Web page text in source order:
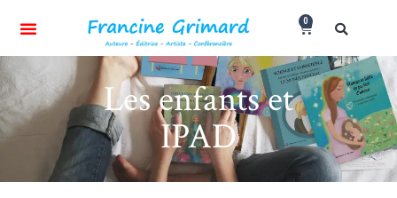
0
Les enfants et
IPAD